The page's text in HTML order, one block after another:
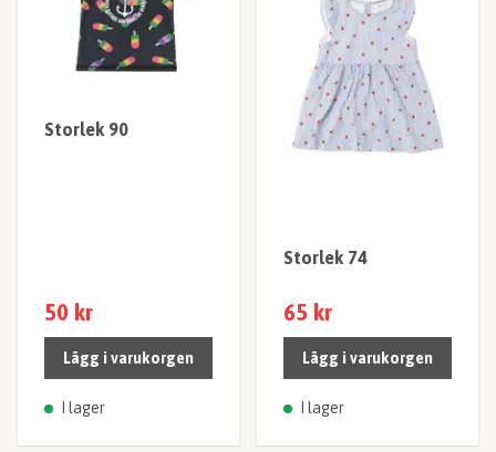
Storlek 90
50 kr
Lägg i varukorgen
I lager
Storlek 74
65 kr
Lägg i varukorgen
I lager